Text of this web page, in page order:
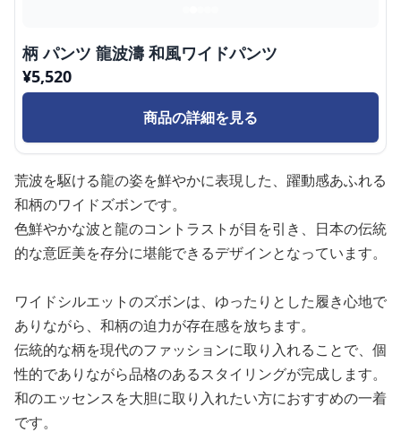
柄 パンツ 龍波濤 和風ワイドパンツ
¥5,520
商品の詳細を見る
荒波を駆ける龍の姿を鮮やかに表現した、躍動感あふれる
和柄のワイドズボンです。
色鮮やかな波と龍のコントラストが目を引き、日本の伝統
的な意匠美を存分に堪能できるデザインとなっています。
ワイドシルエットのズボンは、ゆったりとした履き心地で
ありながら、和柄の迫力が存在感を放ちます。
伝統的な柄を現代のファッションに取り入れることで、個
性的でありながら品格のあるスタイリングが完成します。
和のエッセンスを大胆に取り入れたい方におすすめの一着
です。